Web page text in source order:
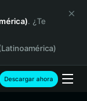
. ¿Te
Descargar ahora